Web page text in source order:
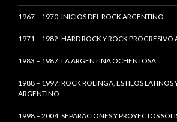
1967 – 1970: INICIOS DEL ROCK ARGENTINO
1971 – 1982: HARD ROCK Y ROCK PROGRESIVO
1983 – 1987: LA ARGENTINA OCHENTOSA
1988 – 1997: ROCK ROLINGA, ESTILOS LATINOS
ARGENTINO
1998 – 2004: SEPARACIONES Y PROYECTOS